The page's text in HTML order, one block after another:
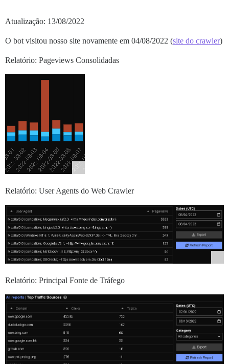
Atualização: 13/08/2022
O bot visitou nosso site novamente em 04/08/2022 (site do crawler)
Relatório: Pageviews Consolidadas
Relatório: User Agents do Web Crawler
Relatório: Principal Fonte de Tráfego